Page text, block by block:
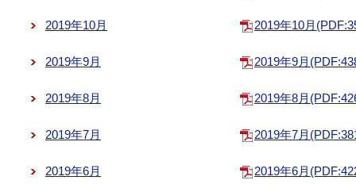
2019年10月 2019年10月
2019年9月 2019年9月
2019年8月 2019年8月
2019年7月 2019年7月
2019年6月 2019年6月